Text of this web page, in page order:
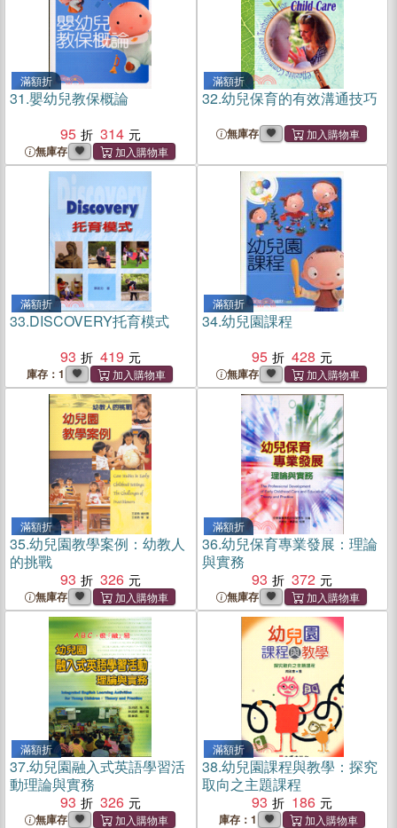
滿額折
31.嬰幼兒教保概論
95
314
無庫存
滿額折
32.幼兒保育的有效溝通技巧
無庫存
滿額折
33.DISCOVERY托育模式
93
419
庫存：1
滿額折
34.幼兒園課程
95
428
無庫存
滿額折
35.幼兒園教學案例：幼教人
的挑戰
93
326
無庫存
滿額折
36.幼兒保育專業發展：理論
與實務
93
372
無庫存
滿額折
37.幼兒園融入式英語學習活
動理論與實務
93
326
無庫存
滿額折
38.幼兒園課程與教學：探究
取向之主題課程
93
186
庫存：1